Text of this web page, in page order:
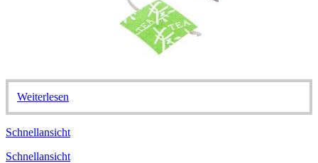
Weiterlesen
Schnellansicht
Schnellansicht